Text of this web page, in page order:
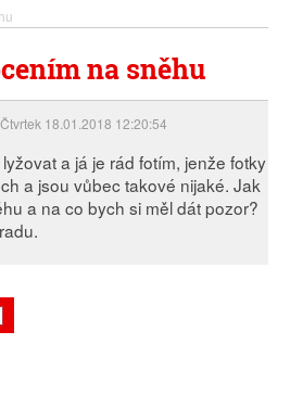
na sněhu
Čtvrtek 18.01.2018 12:20:54
a já je rád fotím, jenže fotky
a jsou vůbec takové nijaké. Jak
a na co bych si měl dát pozor?